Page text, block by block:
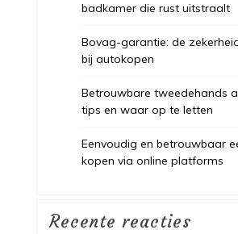
badkamer die rust uitstraalt
Bovag-garantie: de
bij autokopen
Betrouwbare tweedehands
tips en waar op te letten
Eenvoudig en betrouwbaar
kopen via online platforms
Recente reacties